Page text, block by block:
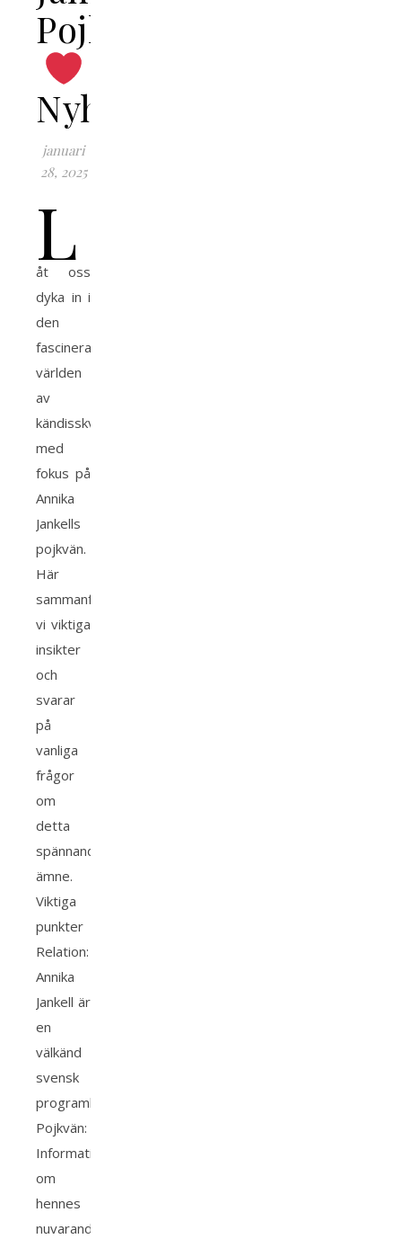
Pojkvän
Nyheter
januari
28, 2025
L
åt oss
dyka in i
den
fascinerande
världen
av
kändisskvaller
med
fokus på
Annika
Jankells
pojkvän.
Här
sammanfattar
vi viktiga
insikter
och
svarar
på
vanliga
frågor
om
detta
spännande
ämne.
Viktiga
punkter
Relation:
Annika
Jankell är
en
välkänd
svensk
programledare.
Pojkvän:
Information
om
hennes
nuvarande